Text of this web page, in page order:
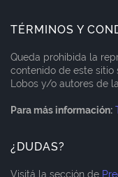
TÉRMINOS Y
Queda prohibida la
contenido de este sitio
Lobos y/o autores de
Para más información:
¿DUDAS?
Visitá la sección de